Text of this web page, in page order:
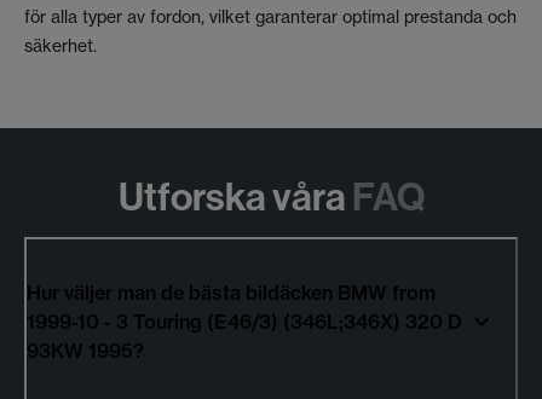
för alla typer av fordon, vilket garanterar optimal prestanda och
säkerhet.
Utforska våra FAQ
Hur väljer man de bästa bildäcken BMW from
1999-10 - 3 Touring (E46/3) (346L;346X) 320 D
93KW 1995?